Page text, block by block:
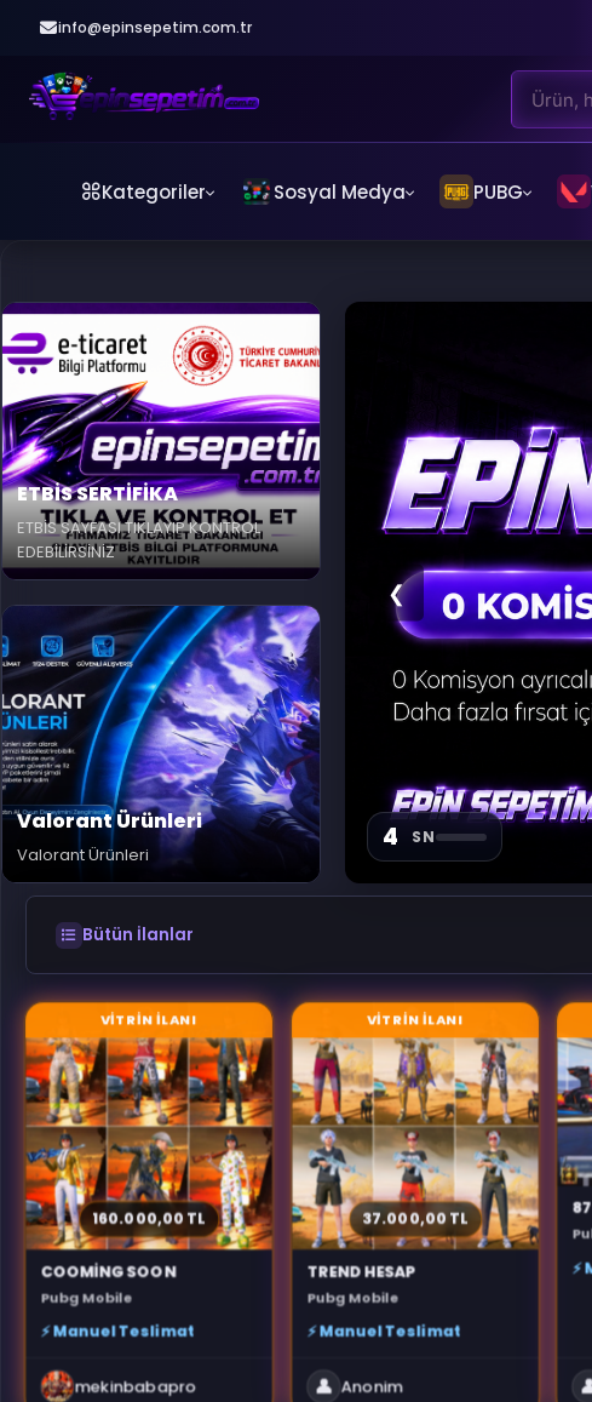
info@epinsepetim.com.tr
Kategoriler Sosyal Medya PUBG
ETBİS SERTİFİKA
ETBİS SAYFASI TIKLAYIP KONTROL
EDEBİLİRSİNİZ
Valorant Ürünleri
Valorant Ürünleri
1 SN
❮
Bütün İlanlar
VİTRİN İLANI
160.000,00 TL
COOMİNG SOON
Pubg Mobile
⚡ Manuel Teslimat
mekinbabapro
VİTRİN İLANI
37.000,00 TL
TREND HESAP
Pubg Mobile
⚡ Manuel Teslimat
👤 Anonim